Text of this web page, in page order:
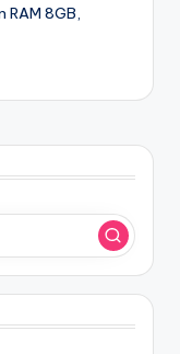
8GB,